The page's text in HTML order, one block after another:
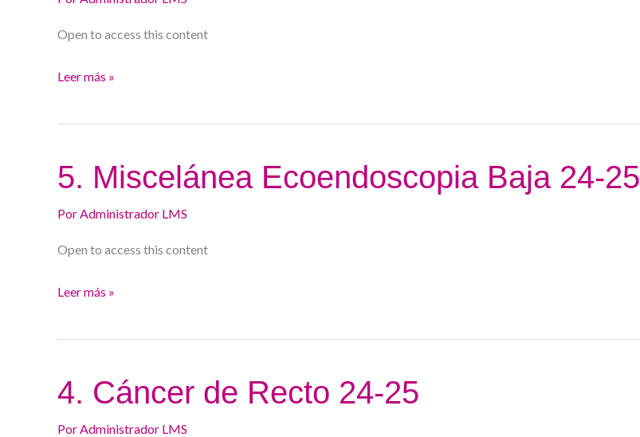
Open to access this content
25
Leer más »
5. Miscelánea Ecoendoscopia Baja 24-25
PorAdministrador LMS
Open to access this content
5.
Miscelánea
Ecoendoscopia
24-
Leer más »
4. Cáncer de Recto 24-25
PorAdministrador LMS
4.
Cáncer
de